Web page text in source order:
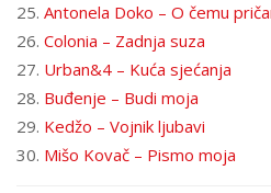
25. Antonela Doko – O čemu
26. Colonia – Zadnja suza
27. Urban&4 – Kuća sjećanja
28. Buđenje – Budi moja
29. Kedžo – Vojnik ljubavi
30. Mišo Kovač – Pismo moja